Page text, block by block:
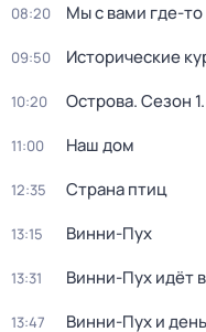
08:20 Мы с вами где-то
09:50 Исторические
10:20 Острова. Сезон 1
11:00 Наш дом
12:35 Страна птиц
13:15 Винни-Пух
13:31 Винни-Пух идёт
13:47 Винни-Пух и